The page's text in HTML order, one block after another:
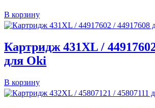
В корзину
Картридж 431XL /
для Oki
В корзину